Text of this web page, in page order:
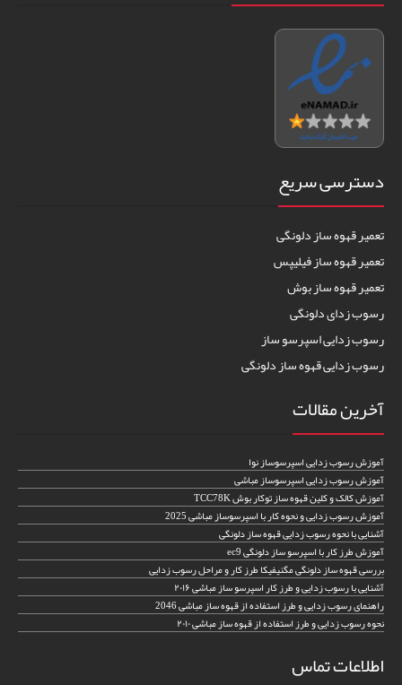
دسترسی سریع
تعمیر قهوه ساز دلونگی
تعمیر قهوه ساز فیلیپس
تعمیر قهوه ساز بوش
رسوب زدای دلونگی
رسوب زدایی اسپرسو ساز
رسوب زدایی قهوه ساز دلونگی
آخرین مقالات
آموزش رسوب زدایی اسپرسوساز نوا
آموزش رسوب زدایی اسپرسوساز مباشی
آموزش کالک و کلین قهوه ساز توکار بوش TCC78K
آموزش رسوب زدایی و نحوه کار با اسپرسوساز مباشی 2025
آشنایی با نحوه رسوب زدایی قهوه ساز دلونگی
آموزش طرز کار با اسپرسو ساز دلونگی ec9
بررسی قهوه ساز دلونگی مگنیفیکا طرز کار و مراحل رسوب زدایی
آشنایی با رسوب زدایی و طرز کار اسپرسو ساز مباشی ۲۰۱۶
راهنمای رسوب زدایی و طرز استفاده از قهوه ساز مباشی 2046
نحوه رسوب زدایی و طرز استفاده از قهوه ساز مباشی ۲۰۱۰
اطلاعات تماس